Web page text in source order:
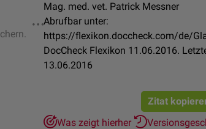
Mag. med. vet. Patrick Messner
Abrufbar unter:
https://flexikon.doccheck.com/de/
DocCheck Flexikon 11.06.2016.
13.06.2016
Zitat
Was zeigt hierher